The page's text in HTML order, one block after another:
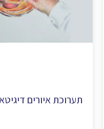
תערוכת איורים